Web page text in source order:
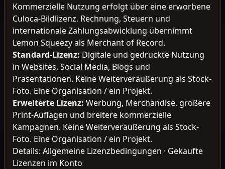
Kommerzielle Nutzung erfolgt über eine erworbene
Culoca-Bildlizenz. Rechnung, Steuern und
internationale Zahlungsabwicklung übernimmt
Lemon Squeezy als Merchant of Record.
Standard-Lizenz: Digitale und gedruckte Nutzung
in Websites, Social Media, Blogs und
Präsentationen. Keine Weiterveräußerung als Stock-
Foto. Eine Organisation / ein Projekt.
Erweiterte Lizenz: Werbung, Merchandise, größere
Print-Auflagen und breitere kommerzielle
Kampagnen. Keine Weiterveräußerung als Stock-
Foto. Eine Organisation / ein Projekt.
Details: Allgemeine Lizenzbedingungen · Gekaufte
Lizenzen im Konto